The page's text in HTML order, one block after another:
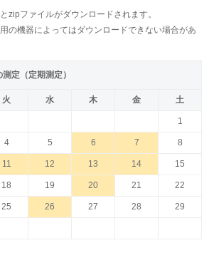
zipファイルがダウンロードされます。
の機器によってはダウンロードできない場合があ
定（定期測定）
火 水 木 金 土
1
4 5 6 7 8
11 12 13 14 15
18 19 20 21 22
25 26 27 28 29